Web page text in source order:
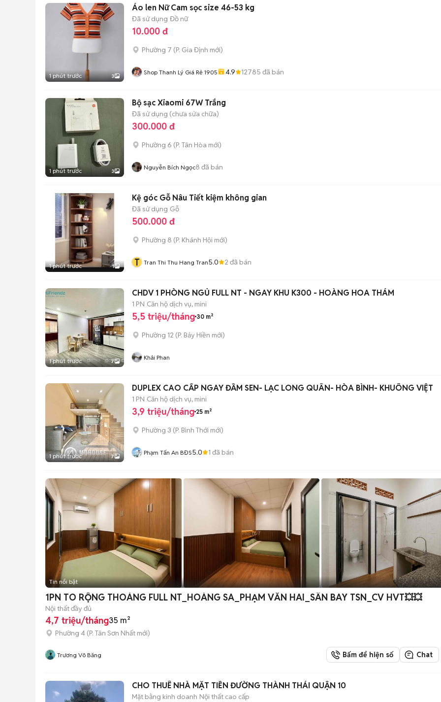
1 phút trước 3
Áo len Nữ Cam sọc size 46-53 kg
Đã sử dụng Đồ nữ
10.000 đ
Phường 7 (P. Gia Định mới)
Shop Thanh Lý Giá Rẻ 1905 4.9 12785 đã bán
1 phút trước 3
Bộ sạc Xiaomi 67W Trắng
Đã sử dụng (chưa sửa chữa)
300.000 đ
Phường 6 (P. Tân Hòa mới)
Nguyễn Bích Ngọc8 đã bán
1 phút trước 1
Kệ góc Gỗ Nâu Tiết kiệm không gian
Đã sử dụng Gỗ
500.000 đ
Phường 8 (P. Khánh Hội mới)
T Tran Thi Thu Hang Tran5.0 2 đã bán
1 phút trước 7
CHDV 1 PHÒNG NGỦ FULL NT - NGAY KHU K300 - HOÀNG HOA THÁM
1 PN Căn hộ dịch vụ, mini
5,5 triệu/tháng 30 m²
Phường 12 (P. Bảy Hiền mới)
Khải Phan
1 phút trước 7
DUPLEX CAO CẤP NGAY ĐẦM SEN- LẠC LONG QUÂN- HÒA BÌNH- KHUÔNG VIỆT
1 PN Căn hộ dịch vụ, mini
3,9 triệu/tháng 25 m²
Phường 3 (P. Bình Thới mới)
Phạm Tấn An BĐS5.0 1 đã bán
Tin nổi bật
1PN TO RỘNG THOÁNG FULL NT_HOÀNG SA_PHẠM VĂN HAI_SÂN BAY TSN_CV HVT💥💥
Nội thất đầy đủ
4,7 triệu/tháng35 m²
Phường 4 (P. Tân Sơn Nhất mới)
Trương Võ Băng Bấm để hiện số Chat
CHO THUÊ NHÀ MẶT TIỀN ĐƯỜNG THÀNH THÁI QUẬN 10
Mặt bằng kinh doanh Nội thất cao cấp